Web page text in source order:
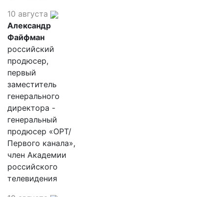
10 августа
Александр
Файфман
российский
продюсер,
первый
заместитель
генерального
директора -
генеральный
продюсер «ОРТ/
Первого канала»,
член Академии
российского
телевидения